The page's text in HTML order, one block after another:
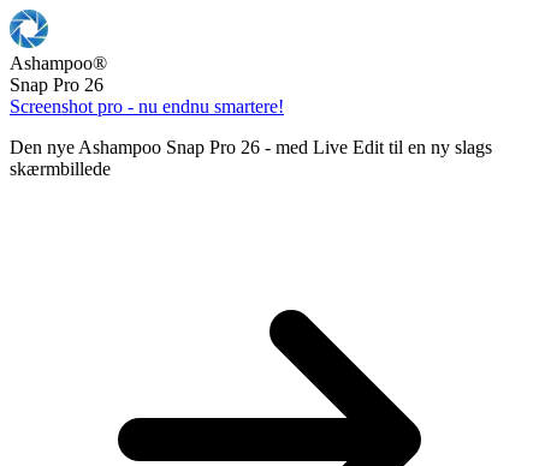
Ashampoo®
Snap Pro 26
Screenshot pro - nu endnu smartere!
Den nye Ashampoo Snap Pro 26 - med Live Edit til en ny slags
skærmbillede